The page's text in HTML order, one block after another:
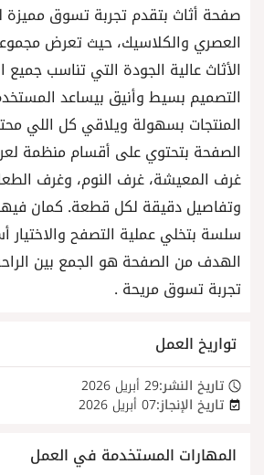
صفحة أثاث بتقدم تجربة تسوق
العصري والكلاسيك، حيث تعرض
الأثاث عالية الجودة التي تناسب
التصميم بسيط وأنيق بيساعد
المنتجات بسهولة ويلاقي كل اللي
الصفحة بتحتوي على أقسام منظمة
غرف المعيشة، غرف النوم، وغرف
وتفاصيل دقيقة لكل قطعة. كمان
سلسة بتخلي عملية التصفح
الهدف من الصفحة هو الجمع بين
تجربة تسوق مريحة .
تواريخ العمل
تاريخ النشر:29 أبريل 2026
تاريخ الإنجاز:07 أبريل 2026
المهارات المستخدمة في العمل